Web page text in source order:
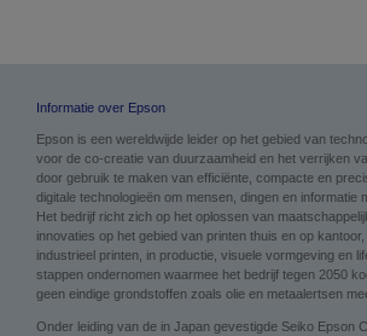
Informatie over Epson
Epson is een wereldwijde leider op het gebied van
voor de co-creatie van duurzaamheid en het verrijken
door gebruik te maken van efficiënte, compacte en
digitale technologieën om mensen, dingen en informatie
Het bedrijf richt zich op het oplossen van
innovaties op het gebied van printen thuis en op
industrieel printen, in productie, visuele vormgeving en
stappen ondernomen waarmee het bedrijf tegen 2050
geen eindige grondstoffen zoals olie en metaalertsen
Onder leiding van de in Japan gevestigde Seiko Epson